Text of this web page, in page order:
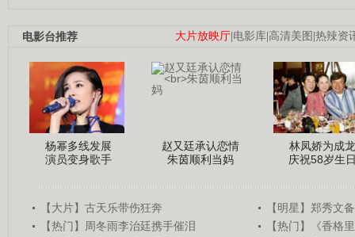
大片放映厅 电影库 高清美图 热辣资
电影台推荐
杨幂多线发展
演员变身歌手
赵又廷承认恋情
朱茵顺利当妈
林凤娇为成龙
庆祝58岁生
【大片】古天乐带伤狂奔
【明星】郑秀文
【热门】周冬雨李治廷携手催泪
【热门】《香格